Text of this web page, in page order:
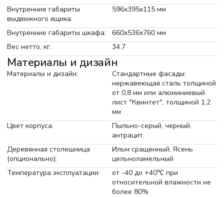
Внутренние габариты
выдвижного ящика:
596x395x115 мм
Внутренние габариты шкафа:
660х536х760 мм
Вес нетто, кг:
34.7
Материалы и дизайн
Материалы и дизайн:
Стандартные фасады:
нержавеющая сталь толщиной
от 0,8 мм или алюминиевый
лист "Квинтет", толщиной 1,2
мм
Цвет корпуса:
Пыльно-серый, черный,
антрацит.
Деревянная столешница
(опционально):
Ильм сращенный, Ясень
цельноламельный
Температура эксплуатации:
от -40 до +40℃ при
относительной влажности не
более 80%